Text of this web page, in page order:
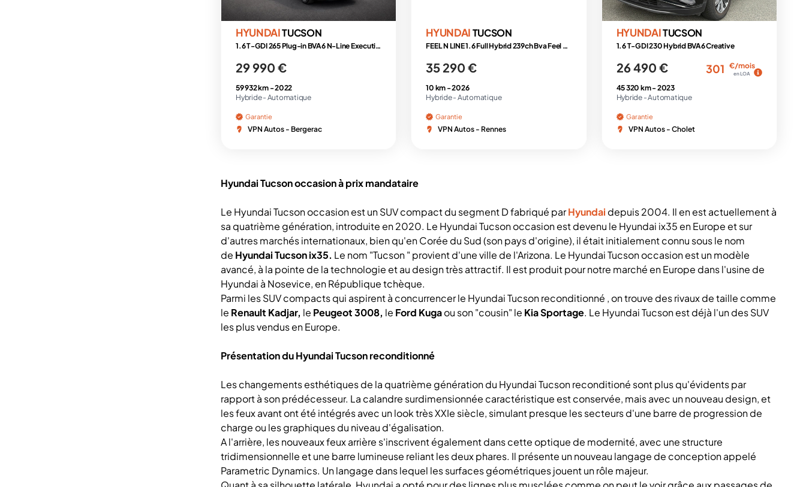
HYUNDAITUCSON
1.6 T-GDI 265 Plug-in BVA6 N-Line Executive
29 990 €
59 932 km -2022
Hybride - Automatique
Garantie
VPN Autos - Bergerac
HYUNDAITUCSON
FEEL N LINE 1.6 Full Hybrid 239ch Bva Feel N Line
35 290 €
10 km -2026
Hybride - Automatique
Garantie
VPN Autos - Rennes
HYUNDAITUCSON
1.6 T-GDI 230 Hybrid BVA6 Creative
26 490 € 301 €/mois
en LOA
45 320 km -2023
Hybride -Automatique
Garantie
VPN Autos - Cholet
Hyundai Tucson occasion à prix mandataire
Le Hyundai Tucson occasion est un SUV compact du segment D fabriqué parHyundai depuis 2004. Il en est actuellement à
sa quatrième génération, introduite en 2020. Le Hyundai Tucson occasion est devenu le Hyundai ix35 en Europe et sur
d'autres marchés internationaux, bien qu'en Corée du Sud (son pays d'origine), il était initialement connu sous le nom
de Hyundai Tucson ix35. Le nom "Tucson " provient d'une ville de l'Arizona. Le Hyundai Tucson occasion est un modèle
avancé, à la pointe de la technologie et au design très attractif. Il est produit pour notre marché en Europe dans l'usine de
Hyundai à Nosevice, en République tchèque.
Parmi les SUV compacts qui aspirent à concurrencer le Hyundai Tucson reconditionné , on trouve des rivaux de taille comme
le Renault Kadjar, le Peugeot 3008, le Ford Kugaou son "cousin" le Kia Sportage. Le Hyundai Tucson est déjà l'un des SUV
les plus vendus en Europe.
Présentation du Hyundai Tucson reconditionné
Les changements esthétiques de la quatrième génération du Hyundai Tucson reconditioné sont plus qu'évidents par
rapport à son prédécesseur. La calandre surdimensionnée caractéristique est conservée, mais avec un nouveau design, et
les feux avant ont été intégrés avec un look très XXIe siècle, simulant presque les secteurs d'une barre de progression de
charge ou les graphiques du niveau d'égalisation.
A l'arrière, les nouveaux feux arrière s'inscrivent également dans cette optique de modernité, avec une structure
tridimensionnelle et une barre lumineuse reliant les deux phares. Il présente un nouveau langage de conception appelé
Parametric Dynamics. Un langage dans lequel les surfaces géométriques jouent un rôle majeur.